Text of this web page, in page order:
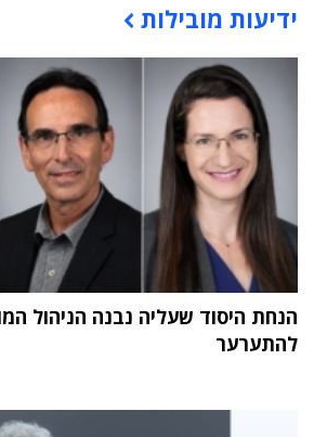
ידיעות מובילות
הנחת היסוד שעליה נבנה הניהול
להתערער